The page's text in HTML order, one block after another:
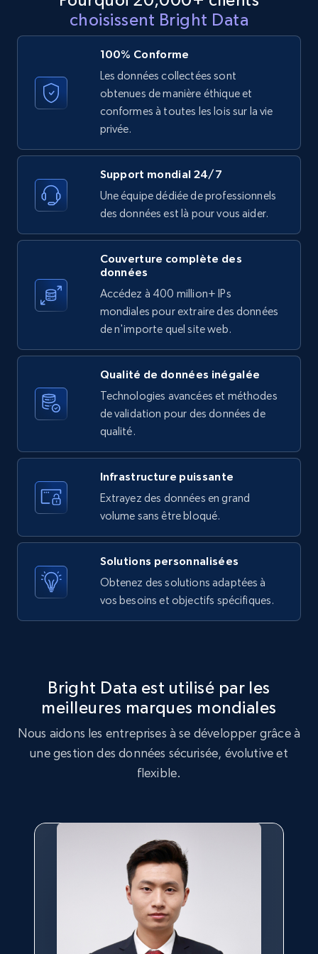
price, and more.
323+
Etsy - Collect data on products using
URL, Product id, Listing inventory id, Title, Rating,
Reviews count shop, Reviews count item, Initial
price, and more.
1.9K+ 323+ Essai gratuit
Etsy - Collects data from shop's URL
URL, Product id, Listing inventory id, Title, Rating,
price, and more.
1.9K+ 323+ Essai gratuit
Asin, URL, Name, Sponsored, Initial price, Final
price, Currency, Sold, and more.
1.6K+ 181+ Essai gratuit
1.3K+ 176+ Essai gratuit
Target - Gather data on products using
Rating, Reviews count, Initial price, Discount,
176+
Target - Discover products by category url
choisissent Bright Data
100% Conforme
Les données collectées sont
obtenues de manière éthique et
conformes à toutes les lois sur la vie
privée.
Support mondial 24/7
Une équipe dédiée de professionnels
des données est là pour vous aider.
Couverture complète des
données
Accédez à 400 million+ IPs
mondiales pour extraire des données
de n'importe quel site web.
Qualité de données inégalée
Technologies avancées et méthodes
de validation pour des données de
qualité.
Infrastructure puissante
Extrayez des données en grand
volume sans être bloqué.
Solutions personnalisées
Obtenez des solutions adaptées à
vos besoins et objectifs spécifiques.
Bright Data est utilisé par les
meilleures marques mondiales
Nous aidons les entreprises à se développer grâce à
une gestion des données sécurisée, évolutive et
flexible.